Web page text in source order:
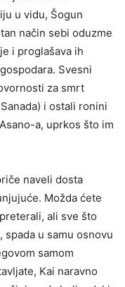
u vidu, Šogun
način sebi oduzme
i proglašava ih
Svesni
za smrt
i ostali ronini
a, uprkos što im
naveli dosta
Možda ćete
ali sve što
spada u samu osnovu
samom
Kai naravno